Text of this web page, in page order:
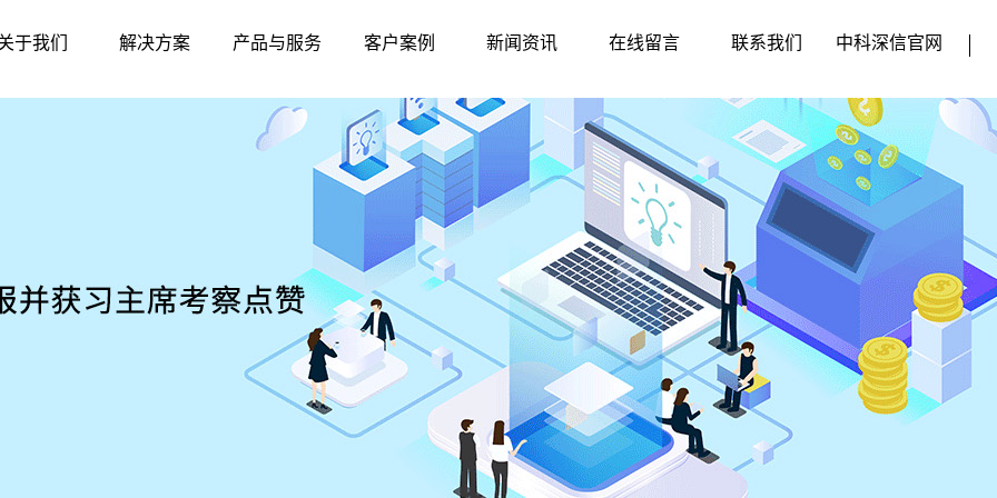
于我们
司简介
解决方案
智慧农贸
产品与服务
硬件中心
软件中心
客户案例
标杆案例
华南地区
东北地区
华东地区
华北地区
西北地区
西南地区
华中地区
新闻资讯
企业动态
行业新闻
媒体动态
在线留言 联系我们 中科深信官网